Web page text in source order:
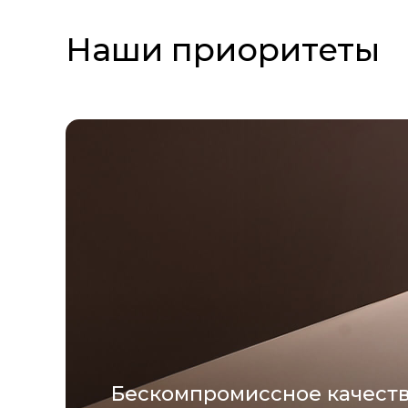
Наши приоритеты
Бескомпромиссное